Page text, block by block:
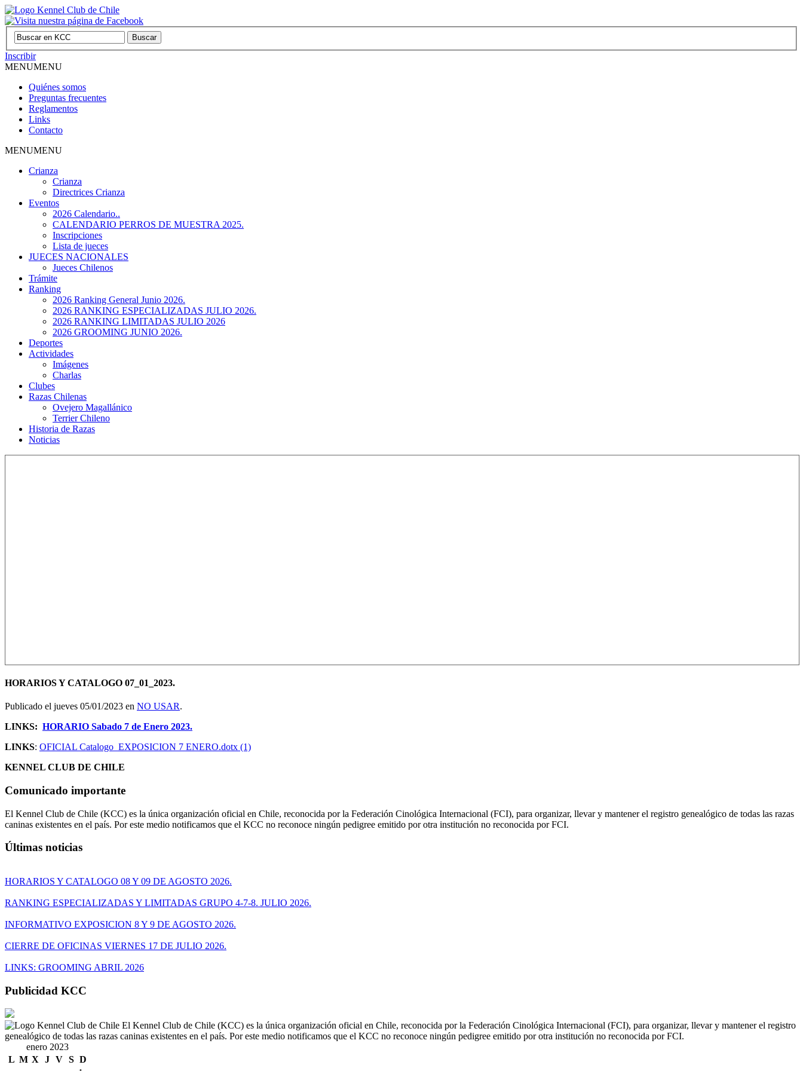
Inscribir
MENUMENU
Quiénes somos
Preguntas frecuentes
Reglamentos
Links
Contacto
MENUMENU
Crianza
Crianza
Directrices Crianza
Eventos
2026 Calendario..
CALENDARIO PERROS DE MUESTRA 2025.
Inscripciones
Lista de jueces
JUECES NACIONALES
Jueces Chilenos
Trámite
Ranking
2026 Ranking General Junio 2026.
2026 RANKING ESPECIALIZADAS JULIO 2026.
2026 RANKING LIMITADAS JULIO 2026
2026 GROOMING JUNIO 2026.
Deportes
Actividades
Imágenes
Charlas
Clubes
Razas Chilenas
Ovejero Magallánico
Terrier Chileno
Historia de Razas
Noticias
HORARIOS Y CATALOGO 07_01_2023.
Publicado el jueves 05/01/2023 en NO USAR.
LINKS: HORARIO Sabado 7 de Enero 2023.
LINKS: OFICIAL Catalogo_EXPOSICION 7 ENERO.dotx (1)
KENNEL CLUB DE CHILE
Comunicado importante
El Kennel Club de Chile (KCC) es la única organización oficial en Chile, reconocida por la Federación Cinológica Internacional (FCI), para organizar, llevar y mantener el registro genealógico de todas las razas
caninas existentes en el país. Por este medio notificamos que el KCC no reconoce ningún pedigree emitido por otra institución no reconocida por FCI.
Últimas noticias
HORARIOS Y CATALOGO 08 Y 09 DE AGOSTO 2026.
RANKING ESPECIALIZADAS Y LIMITADAS GRUPO 4-7-8. JULIO 2026.
INFORMATIVO EXPOSICION 8 Y 9 DE AGOSTO 2026.
CIERRE DE OFICINAS VIERNES 17 DE JULIO 2026.
LINKS: GROOMING ABRIL 2026
Publicidad KCC
El Kennel Club de Chile (KCC) es la única organización oficial en Chile, reconocida por la Federación Cinológica Internacional (FCI), para organizar, llevar y mantener el registro
genealógico de todas las razas caninas existentes en el país. Por este medio notificamos que el KCC no reconoce ningún pedigree emitido por otra institución no reconocida por FCI.
enero 2023
L M X J V S D